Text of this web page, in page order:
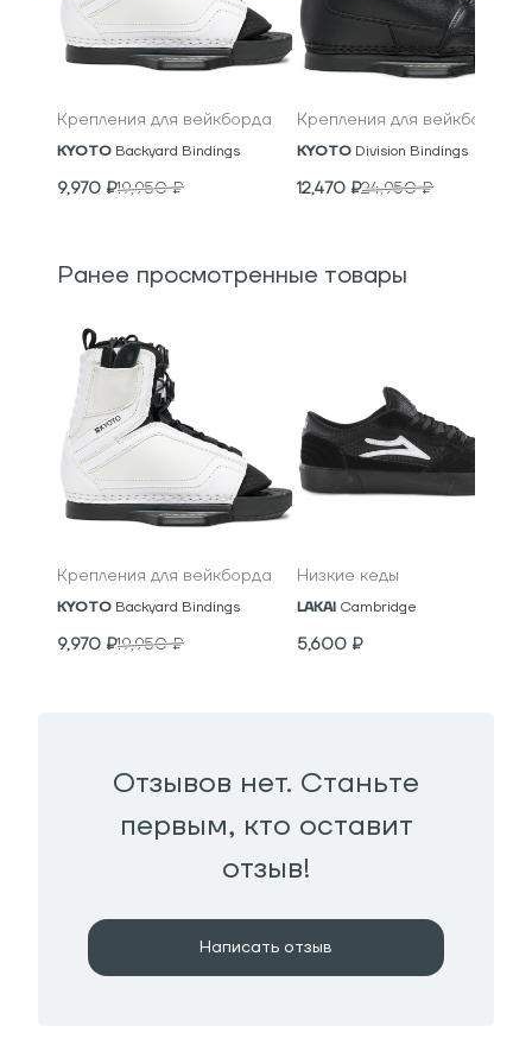
Крепления для вейкборда
KYOTO Backyard Bindings
9,970 ₽19,950₽
Крепления для вейкборда
KYOTO Division Bindings
12,470 ₽24,950₽
Ранее просмотренные товары
Крепления для вейкборда
KYOTO Backyard Bindings
9,970 ₽19,950₽
Низкие кеды
LAKAI Cambridge
5,600 ₽
Отзывов нет. Станьте
первым, кто оставит
отзыв!
Написать отзыв